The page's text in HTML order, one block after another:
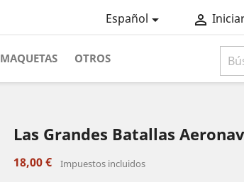
Español 
MAQUETAS OTROS
Las Grandes Batallas
18,00 € Impuestos incluidos